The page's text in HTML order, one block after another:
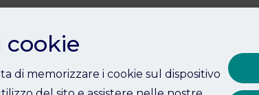
cookie
di memorizzare i cookie sul dispositivo